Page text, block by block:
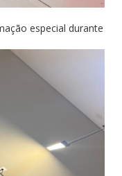
especial durante